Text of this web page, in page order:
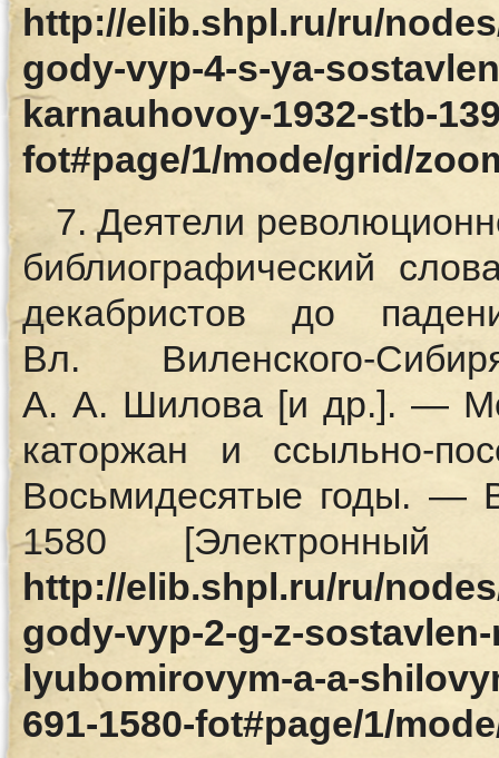
http://elib.shpl.ru/ru/
gody-vyp-4-s-ya-
karnauhovoy-1932-stb-
fot#page/1/mode/grid/
7. Деятели
библиографический
декабристов до
Вл. Виленского-
А. А. Шилова [и др.]. —
каторжан и ссыльно-
Восьмидесятые годы.
1580
http://elib.shpl.ru/ru/
gody-vyp-2-g-z-
lyubomirovym-a-a-
691-1580-fot#page/1/